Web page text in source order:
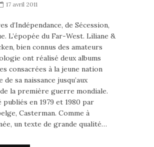
17 avril 2011
d’Indépendance, de Sécession,
L’épopée du Far-West. Liliane &
bien connus des amateurs
ont réalisé deux albums
consacrées à la jeune nation
de sa naissance jusqu’aux
la première guerre mondiale.
en 1979 et 1980 par
Casterman. Comme à
un texte de grande qualité…